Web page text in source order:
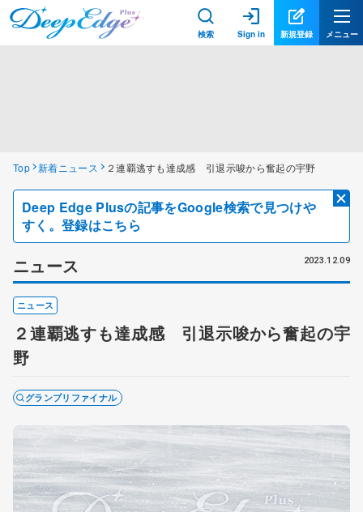
検索 Sign in 新規登録 メニュー
Top 新着ニュース ２連覇逃すも達成感 引退示唆から奮起の宇野
Deep Edge Plusの記事をGoogle検索で見つけや
すく。登録はこちら
ニュース 2023.12.09
ニュース
２連覇逃すも達成感 引退示唆から奮起の宇
野
グランプリファイナル